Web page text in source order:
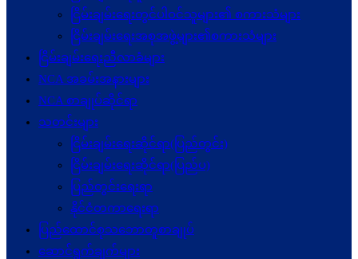
ငြိမ်းချမ်းရေးတွင်ပါဝင်သူများ၏ စကားသံများ
ငြိမ်းချမ်းရေးအစုအဖွဲ့များ၏စကားသံများ
ငြိမ်းချမ်းရေးညီလာခံများ
NCA အခမ်းအနားများ
NCA စာချုပ်ဆိုင်ရာ
သတင်းများ
ငြိမ်းချမ်းရေးဆိုင်ရာ(ပြည်တွင်း)
ငြိမ်းချမ်းရေးဆိုင်ရာ(ပြည်ပ)
ပြည်တွင်းရေးရာ
နိုင်ငံတကာရေးရာ
ပြည်ထောင်စုသဘောတူစာချုပ်
ဆောင်ရွက်ချက်များ